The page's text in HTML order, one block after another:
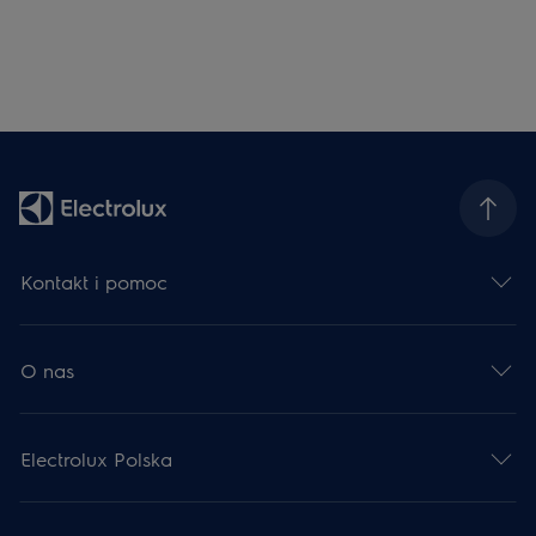
Kontakt i pomoc
O nas
Electrolux Polska